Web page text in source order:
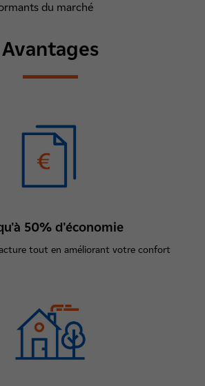
du marché
Avantages
50% d'économie
tout en améliorant votre confort